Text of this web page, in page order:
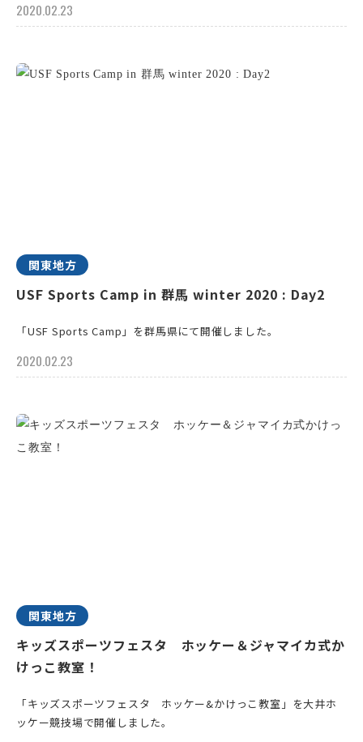
2020.02.23
関東地方
USF Sports Camp in 群馬 winter 2020 : Day2
「USF Sports Camp」を群馬県にて開催しました。
2020.02.23
関東地方
キッズスポーツフェスタ ホッケー＆ジャマイカ式か
けっこ教室！
「キッズスポーツフェスタ ホッケー&かけっこ教室」を大井ホ
ッケー競技場で開催しました。